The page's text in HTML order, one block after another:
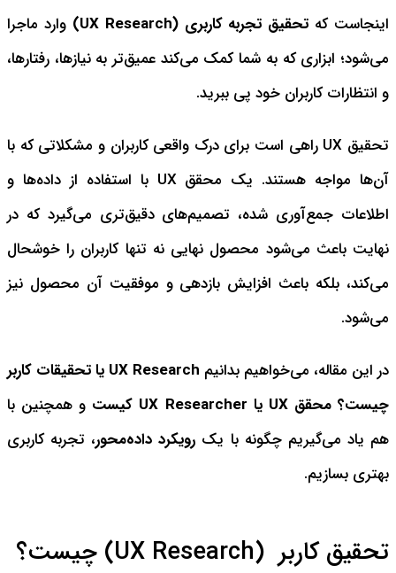
اینجاست که تحقیق تجربه کاربری (UX Research)
وارد ماجرا
می‌شود؛ ابزاری که به شما کمک می‌کند عمیق‌تر به نیازها، رفتارها،
و انتظارات کاربران خود پی ببرید.
تحقیق UX راهی است برای درک واقعی کاربران و مشکلاتی که با
آن‌ها مواجه هستند. یک محقق UX با استفاده از داده‌ها و
اطلاعات جمع‌آوری شده، تصمیم‌های دقیق‌تری می‌گیرد که در
نهایت باعث می‌شود محصول نهایی نه تنها کاربران را خوشحال
می‌کند، بلکه باعث افزایش بازدهی و موفقیت آن محصول نیز
می‌شود.
در این مقاله، می‌خواهیم بدانیم
UX Research یا تحقیقات کاربر
چیست؟ محقق UX یا UX Researcher کیست
و همچنین با
هم یاد می‌گیریم چگونه با یک رویکرد داده‌محور، تجربه کاربری
بهتری بسازیم.
تحقیق کاربر (UX Research) چیست؟